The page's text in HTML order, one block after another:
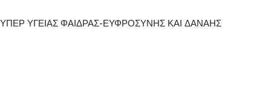
ΥΠΕΡ ΥΓΕΙΑΣ ΦΑΙΔΡΑΣ-ΕΥΦΡΟΣΥΝΗΣ ΚΑΙ ΔΑΝΑΗΣ